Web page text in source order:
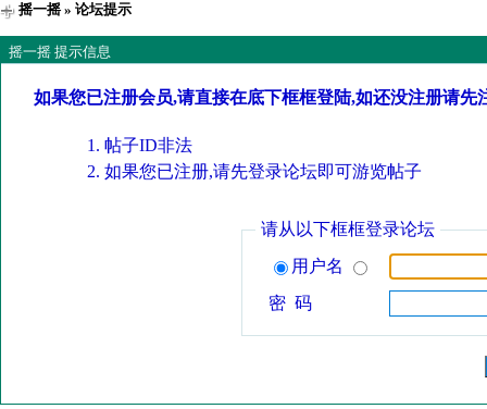
摇一摇» 论坛提示
摇一摇 提示信息
如果您已注册会员,请直接在底下框框登陆,如还没注册请先
帖子ID非法
如果您已注册,请先登录论坛即可游览帖子
请从以下框框登录论坛
用户名
密 码